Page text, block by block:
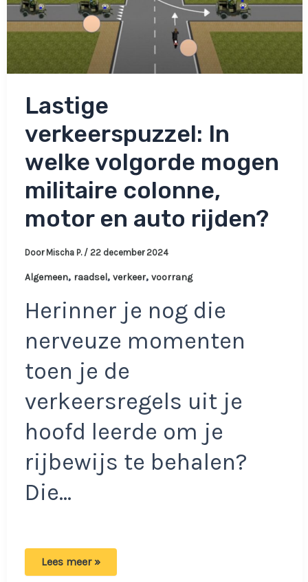
Lastige
verkeerspuzzel: In
welke volgorde mogen
militaire colonne,
motor en auto rijden?
Door Mischa P. / 22 december 2024
Algemeen, raadsel, verkeer, voorrang
Herinner je nog die
nerveuze momenten
toen je de
verkeersregels uit je
hoofd leerde om je
rijbewijs te behalen?
Die…
Lastige
verkeerspuzzel:
Lees meer »